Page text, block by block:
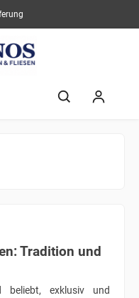
Tradition und
exklusiv und